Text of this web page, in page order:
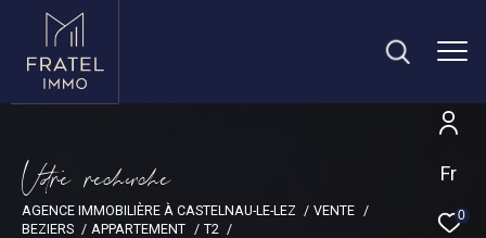
Fr
0
Vore recece
AGENCE IMMOBILIÈRE À CASTELNAU-LE-LEZ
VENTE
BEZIERS
APPARTEMENT
T2